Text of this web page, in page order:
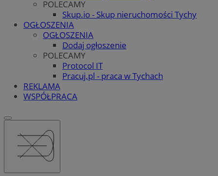
POLECAMY
Skup.io - Skup nieruchomości Tychy
OGŁOSZENIA
OGŁOSZENIA
Dodaj ogłoszenie
POLECAMY
Protocol IT
Pracuj.pl - praca w Tychach
REKLAMA
WSPÓŁPRACA